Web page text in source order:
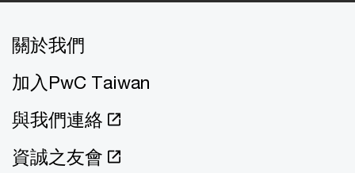
關於我們
加入PwC Taiwan
與我們連絡
資誠之友會